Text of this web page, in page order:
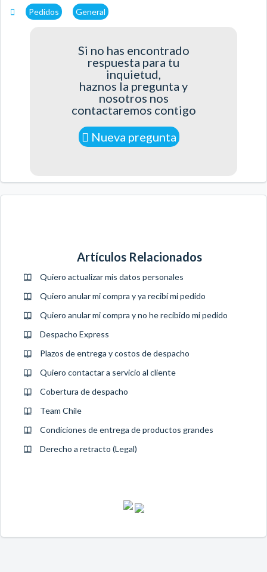
Pedidos General
Si no has encontrado
respuesta para tu
inquietud,
haznos la pregunta y
nosotros nos
contactaremos contigo
Nueva pregunta
Artículos Relacionados
Quiero actualizar mis datos personales
Quiero anular mi compra y ya recibí mi pedido
Quiero anular mi compra y no he recibido mi pedido
Despacho Express
Plazos de entrega y costos de despacho
Quiero contactar a servicio al cliente
Cobertura de despacho
Team Chile
Condiciones de entrega de productos grandes
Derecho a retracto (Legal)